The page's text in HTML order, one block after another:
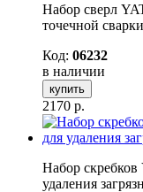
Набор сверл
точечной
Код: 06232
в наличии
купить
2170 р.
Набор
удаления